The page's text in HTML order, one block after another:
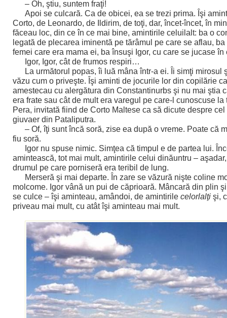
– Oh, ştiu, suntem fraţi!
Apoi se culcară. Ca de obicei, ea se trezi prima. Îşi
Corto, de Leonardo, de Ildirim, de toţi, dar, încet-încet, în
făceau loc, din ce în ce mai bine, amintirile celuilalt: ba o
legată de plecarea iminentă pe tărâmul pe care se aflau,
femei care era mama ei, ba însuşi Igor, cu care se jucase în
Igor, Igor, cât de frumos respiri…
La următorul popas, îi luă mâna într-a ei. Îi simţi mirosul
văzu cum o priveşte. Îşi aminti de jocurile lor din copilărie
amestecau cu alergătura din Constantinurbs şi nu mai ştia
era frate sau cât de mult era varegul pe care-l cunoscuse la
Pera, invitată fiind de Corto Maltese ca să dicute despre
giuvaer din Pataliputra.
– Of, îţi sunt încă soră, zise ea după o vreme. Poate că
fiu soră.
Igor nu spuse nimic. Simţea că timpul e de partea lui.
amintească, tot mai mult, amintirile celui dinăuntru –
drumul pe care porniseră era teribil de lung.
Merseră şi mai departe. În zare se văzură nişte coline
molcome. Igor vână un pui de căprioară. Mâncară din plin
se culce – îşi aminteau, amândoi, de amintirile celorlalţi şi,
priveau mai mult, cu atât îşi aminteau mai mult.